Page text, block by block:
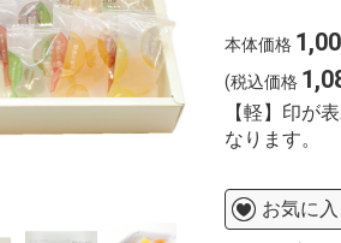
本体価格
(税込価格
【軽】印が
なります。
お気に